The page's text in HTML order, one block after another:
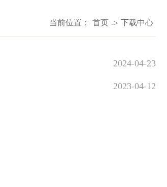
当前位置： 首页 -> 下载中心
2024-04-23
2023-04-12